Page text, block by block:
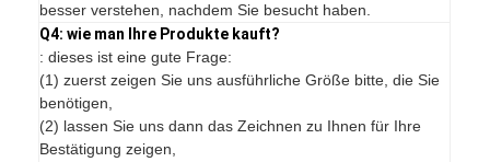
besser verstehen, nachdem Sie besucht haben.
Q4: wie man Ihre Produkte kauft?
: dieses ist eine gute Frage:
(1) zuerst zeigen Sie uns ausführliche Größe bitte, die Sie
benötigen,
(2) lassen Sie uns dann das Zeichnen zu Ihnen für Ihre
Bestätigung zeigen,